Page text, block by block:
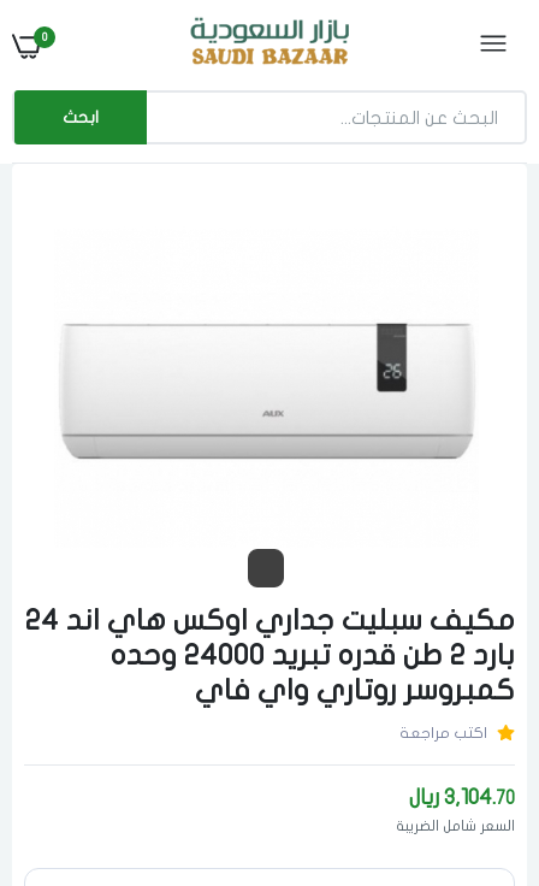
0
ابحث
مكيف سبليت جداري اوكس هاي اند 24
بارد 2 طن قدره تبريد 24000 وحده
كمبروسر روتاري واي فاي
اكتب مراجعة
3,104.70 ريال
السعر شامل الضريبة